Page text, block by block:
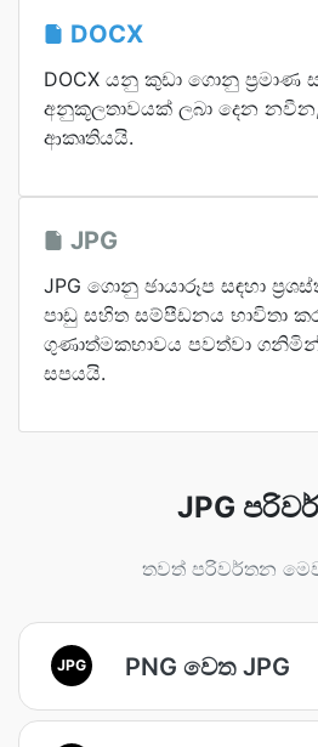
DOCX
DOCX යනු කුඩා ගොනු ප්‍රමාණ
අනුකූලතාවයක් ලබා දෙන නවීන,
ආකෘතියයි.
JPG
JPG ගොනු ඡායාරූප සඳහා
පාඩු සහිත සම්පීඩනය භාවිතා
ගුණාත්මකභාවය පවත්වා
සපයයි.
JPG
තවත් පරිවර්තන
JPG PNG වෙත JPG